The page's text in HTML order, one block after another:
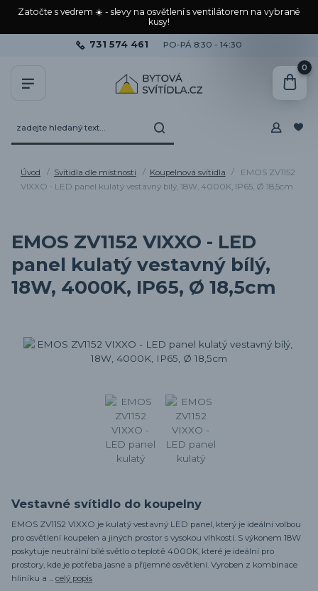
Zatočte s vedrem ☀️ - slevy na osvětlení s ventilátorem na vybrané
kusy!
731 574 461 PO-PÁ 8:30 - 14:30
0
Úvod Svítidla dle místností Koupelnová svítidla
EMOS ZV1152
VIXXO - LED panel kulatý vestavný bílý, 18W, 4000K, IP65, Ø 18,5cm
EMOS ZV1152 VIXXO - LED
panel kulatý vestavný bílý,
18W, 4000K, IP65, Ø 18,5cm
Vestavné svítidlo do koupelny
EMOS ZV1152 VIXXO je kulatý vestavný LED panel, který je ideální volbou
pro osvětlení koupelen a jiných prostor s vysokou vlhkostí. S výkonem 18W
poskytuje neutrální bílé světlo o teplotě 4000K, které je ideální pro
prostory, kde je potřeba jasné a příjemné osvětlení. Vyroben z kombinace
hliníku a ... celý popis